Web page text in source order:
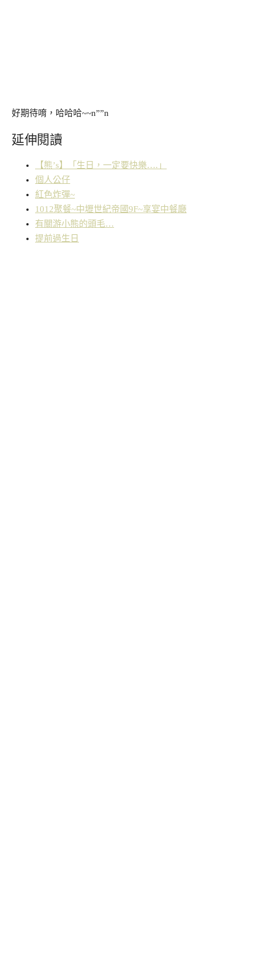
好期待唷，哈哈哈~~n””n
延伸閱讀
【熊’s】「生日，一定要快樂….」
個人公仔
紅色炸彈~
1012聚餐~中壢世紀帝國9F~享宴中餐廰
有關游小熊的頭毛…
提前過生日